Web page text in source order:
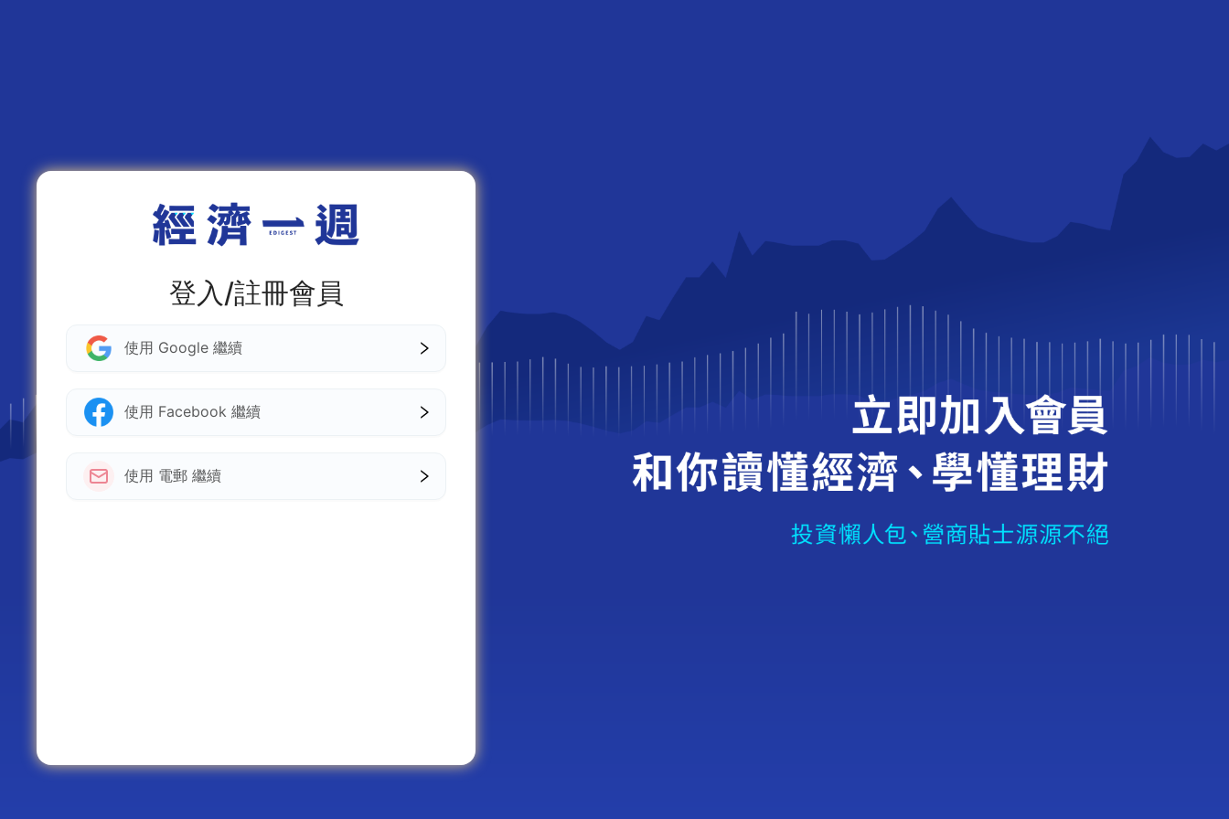
登入/註冊會員
使用 Google 繼續
使用 Facebook 繼續
使用 電郵 繼續